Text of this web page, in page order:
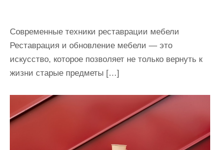
Современные техники реставрации мебели
Реставрация и обновление мебели — это
искусство, которое позволяет не только вернуть к
жизни старые предметы […]